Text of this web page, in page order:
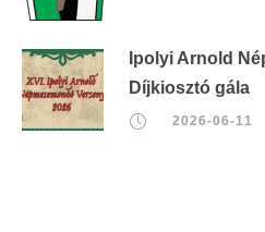
Ipolyi Arnold
Díjkiosztó gála
2026-06-11